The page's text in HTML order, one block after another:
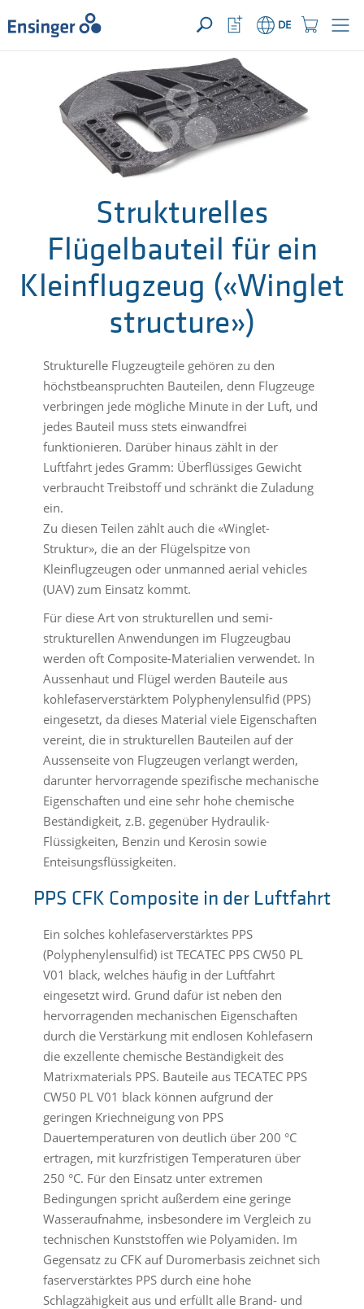
IHRE ANFRAGE ({{productCount}} Produkte)
ÖFFNEN
Startseite DE
Watchlist
Button
Strukturelles
Flügelbauteil für ein
Kleinflugzeug («Winglet
structure»)
Strukturelle Flugzeugteile gehören zu den
höchstbeanspruchten Bauteilen, denn Flugzeuge
verbringen jede mögliche Minute in der Luft, und
jedes Bauteil muss stets einwandfrei
funktionieren. Darüber hinaus zählt in der
Luftfahrt jedes Gramm: Überflüssiges Gewicht
verbraucht Treibstoff und schränkt die Zuladung
ein.
Zu diesen Teilen zählt auch die «Winglet-
Struktur», die an der Flügelspitze von
Kleinflugzeugen oder unmanned aerial vehicles
(UAV) zum Einsatz kommt.
Für diese Art von strukturellen und semi-
strukturellen Anwendungen im Flugzeugbau
werden oft Composite-Materialien verwendet. In
Aussenhaut und Flügel werden Bauteile aus
kohlefaserverstärktem Polyphenylensulfid (PPS)
eingesetzt, da dieses Material viele Eigenschaften
vereint, die in strukturellen Bauteilen auf der
Aussenseite von Flugzeugen verlangt werden,
darunter hervorragende spezifische mechanische
Eigenschaften und eine sehr hohe chemische
Beständigkeit, z.B. gegenüber Hydraulik-
Flüssigkeiten, Benzin und Kerosin sowie
Enteisungsflüssigkeiten.
PPS CFK Composite in der Luftfahrt
Ein solches kohlefaserverstärktes PPS
(Polyphenylensulfid) ist TECATEC PPS CW50 PL
V01 black, welches häufig in der Luftfahrt
eingesetzt wird. Grund dafür ist neben den
hervorragenden mechanischen Eigenschaften
durch die Verstärkung mit endlosen Kohlefasern
die exzellente chemische Beständigkeit des
Matrixmaterials PPS. Bauteile aus TECATEC PPS
CW50 PL V01 black können aufgrund der
geringen Kriechneigung von PPS
Dauertemperaturen von deutlich über 200 °C
ertragen, mit kurzfristigen Temperaturen über
250 °C. Für den Einsatz unter extremen
Bedingungen spricht außerdem eine geringe
Wasseraufnahme, insbesondere im Vergleich zu
technischen Kunststoffen wie Polyamiden. Im
Gegensatz zu CFK auf Duromerbasis zeichnet sich
faserverstärktes PPS durch eine hohe
Schlagzähigkeit aus und erfüllt alle Brand- und